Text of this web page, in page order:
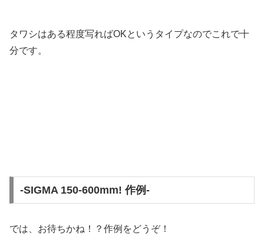
タワシはある程度写ればOKというタイプなのでこれで十
分です。
-SIGMA 150-600mm! 作例-
では、お待ちかね！？作例をどうぞ！